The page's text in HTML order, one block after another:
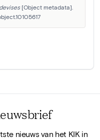
[Object metadata].
nieuws van het KIK in